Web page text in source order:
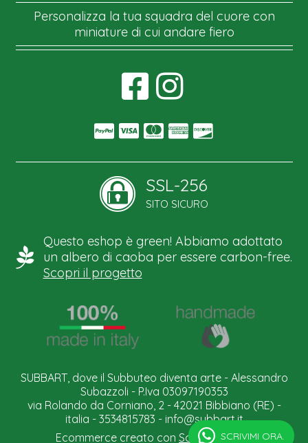
Personalizza la tua squadra del cuore con
miniature di cui andare fiero
SSL-256
SITO SICURO
Questo eshop è green! Abbiamo adottato
un albero di caoba per essere carbon-free.
Scopri il progetto
SUBBART, dove il Subbuteo diventa arte - Alessandro
Subazzoli - P.Iva 03097190353
via Rolando da Corniano, 2 - 42021 Bibbiano (RE) -
italia - 3534815783 - info@subbart.it
Ecommerce creato con Scontrino.comSCRIVIMI ORA.